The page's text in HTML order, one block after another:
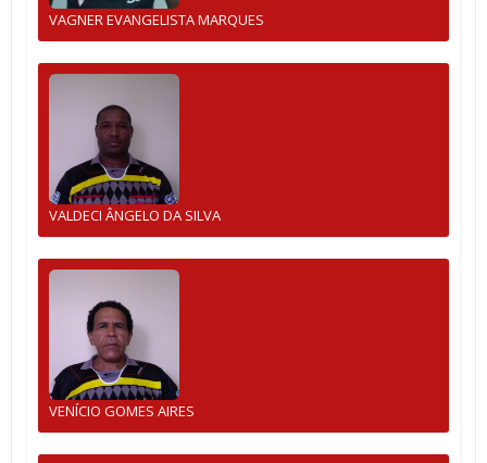
VAGNER EVANGELISTA MARQUES
VALDECI ÂNGELO DA SILVA
VENÍCIO GOMES AIRES